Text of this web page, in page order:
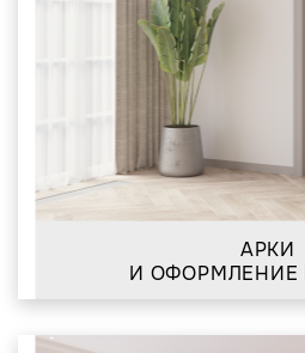
АРКИ
И ОФОРМЛЕНИЕ